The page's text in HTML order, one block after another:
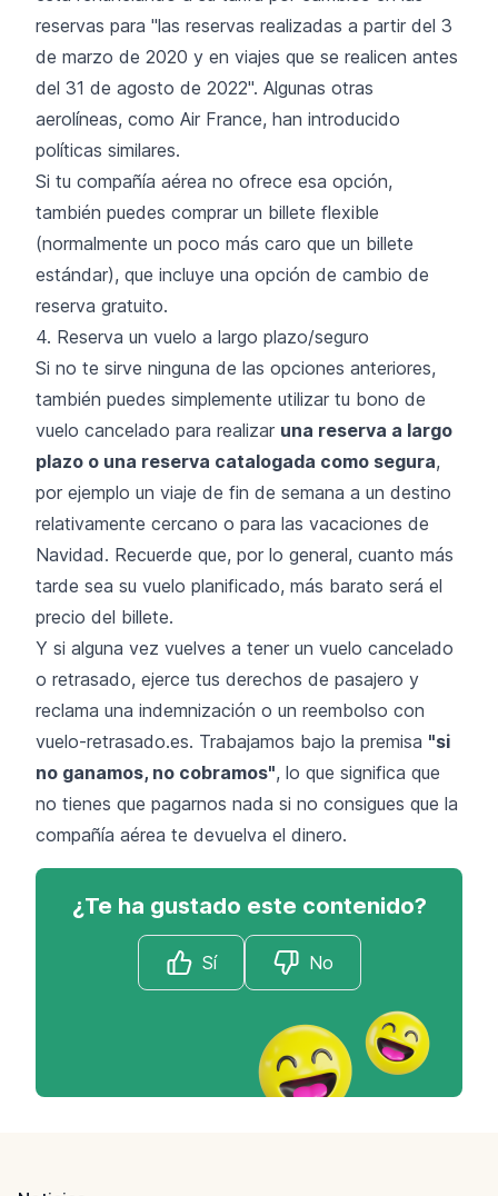
reservas para "las reservas realizadas a partir del 3
de marzo de 2020 y en viajes que se realicen antes
del 31 de agosto de 2022". Algunas otras
aerolíneas, como Air France, han introducido
políticas similares.
Si tu compañía aérea no ofrece esa opción,
también puedes comprar un billete flexible
(normalmente un poco más caro que un billete
estándar), que incluye una opción de cambio de
reserva gratuito.
4. Reserva un vuelo a largo plazo/seguro
Si no te sirve ninguna de las opciones anteriores,
también puedes simplemente utilizar tu bono de
vuelo cancelado para realizar una reserva a largo
plazo o una reserva catalogada como segura,
por ejemplo un viaje de fin de semana a un destino
relativamente cercano o para las vacaciones de
Navidad. Recuerde que, por lo general, cuanto más
tarde sea su vuelo planificado, más barato será el
precio del billete.
Y si alguna vez vuelves a tener un vuelo cancelado
o retrasado, ejerce tus derechos de pasajero y
reclama una indemnización o un reembolso con
vuelo-retrasado.es. Trabajamos bajo la premisa "si
no ganamos, no cobramos", lo que significa que
no tienes que pagarnos nada si no consigues que la
compañía aérea te devuelva el dinero.
¿Te ha gustado este contenido?
Sí No